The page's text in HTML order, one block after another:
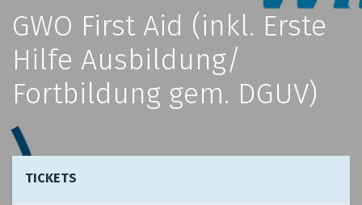
GWO First Aid (inkl. Erste
Hilfe Ausbildung/
Fortbildung gem. DGUV)
TICKETS